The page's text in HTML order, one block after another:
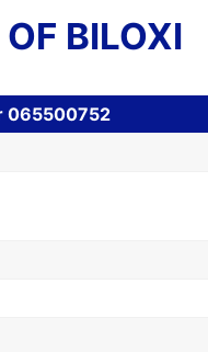
BILOXI
065500752